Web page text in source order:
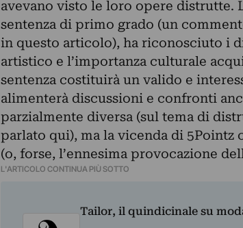
avevano visto le loro opere distrutte.
sentenza di primo grado (un
in questo articolo), ha riconosciuto i
artistico e l’importanza culturale
sentenza costituirà un valido e
alimenterà discussioni e confronti
parzialmente diversa (sul tema di
parlato qui), ma la vicenda di
(o, forse, l’ennesima provocazione
L'ARTICOLO CONTINUA PIÙ SOTTO
Tailor, il quindicinale su